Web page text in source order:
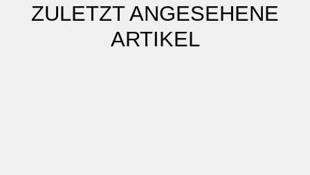
ZULETZT ANGESEHENE
ARTIKEL